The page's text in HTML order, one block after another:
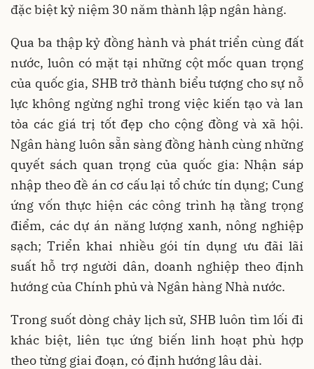
đặc biệt kỷ niệm 30 năm thành lập ngân hàng.
Qua ba thập kỷ đồng hành và phát triển cùng đất
nước, luôn có mặt tại những cột mốc quan trọng
của quốc gia, SHB trở thành biểu tượng cho sự nỗ
lực không ngừng nghỉ trong việc kiến tạo và lan
tỏa các giá trị tốt đẹp cho cộng đồng và xã hội.
Ngân hàng luôn sẵn sàng đồng hành cùng những
quyết sách quan trọng của quốc gia: Nhận sáp
nhập theo đề án cơ cấu lại tổ chức tín dụng; Cung
ứng vốn thực hiện các công trình hạ tầng trọng
điểm, các dự án năng lượng xanh, nông nghiệp
sạch; Triển khai nhiều gói tín dụng ưu đãi lãi
suất hỗ trợ người dân, doanh nghiệp theo định
hướng của Chính phủ và Ngân hàng Nhà nước.
Trong suốt dòng chảy lịch sử, SHB luôn tìm lối đi
khác biệt, liên tục ứng biến linh hoạt phù hợp
theo từng giai đoạn, có định hướng lâu dài.